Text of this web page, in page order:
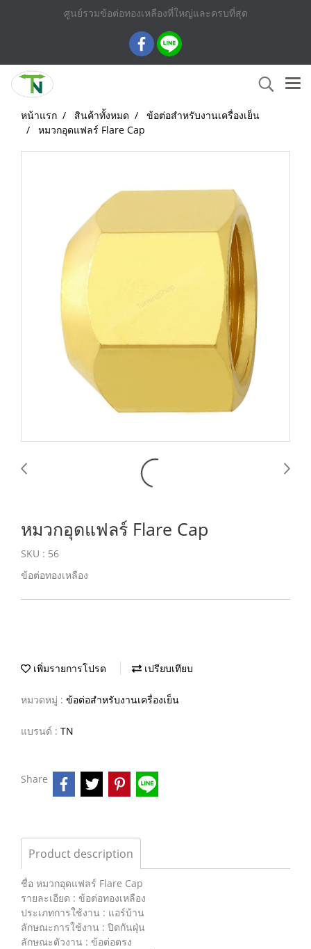
ศูนย์รวมข้อต่อทองเหลืองที่ใหญ่และครบที่สุด
หน้าแรก สินค้าทั้งหมด
ข้อต่อสำหรับงานเครื่องเย็น
หมวกอุดแฟลร์ Flare Cap
หมวกอุดแฟลร์ Flare Cap
SKU : 56
ข้อต่อทองเหลือง
เพิ่มรายการโปรด เปรียบเทียบ
หมวดหมู่ : ข้อต่อสำหรับงานเครื่องเย็น
แบรนด์ : TN
Share
Product description
ชื่อ หมวกอุดแฟลร์ Flare Cap
รายละเอียด : ข้อต่อทองเหลือง
ประเภทการใช้งาน : แอร์บ้าน
ลักษณะการใช้งาน : ปิดกันฝุ่น
ลักษณะตัวงาน : ข้อต่อตรง